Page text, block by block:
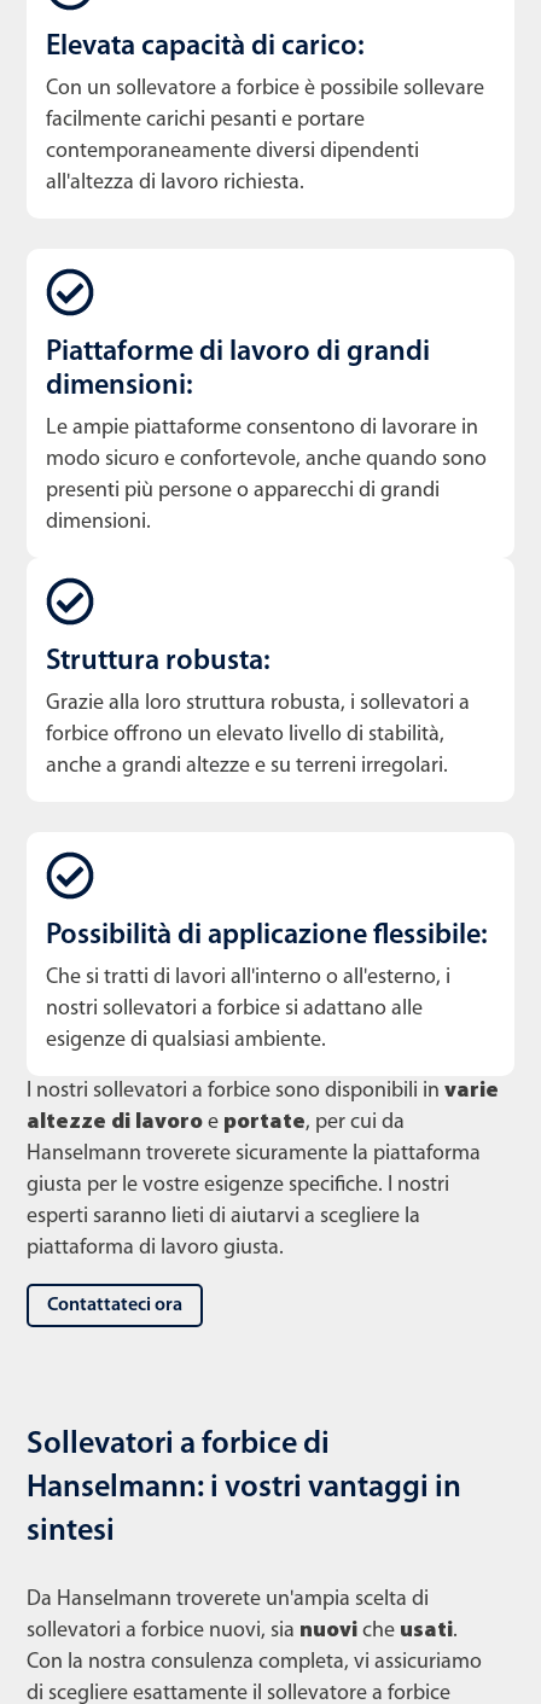
Elevata capacità di carico:
Con un sollevatore a forbice è possibile sollevare
facilmente carichi pesanti e portare
contemporaneamente diversi dipendenti
all'altezza di lavoro richiesta.
Piattaforme di lavoro di grandi
dimensioni:
Le ampie piattaforme consentono di lavorare in
modo sicuro e confortevole, anche quando sono
presenti più persone o apparecchi di grandi
dimensioni.
Struttura robusta:
Grazie alla loro struttura robusta, i sollevatori a
forbice offrono un elevato livello di stabilità,
anche a grandi altezze e su terreni irregolari.
Possibilità di applicazione flessibile:
Che si tratti di lavori all'interno o all'esterno, i
nostri sollevatori a forbice si adattano alle
esigenze di qualsiasi ambiente.
I nostri sollevatori a forbice sono disponibili in varie
altezze di lavoro e portate, per cui da
Hanselmann troverete sicuramente la piattaforma
giusta per le vostre esigenze specifiche. I nostri
esperti saranno lieti di aiutarvi a scegliere la
piattaforma di lavoro giusta.
Contattateci ora
Sollevatori a forbice di
Hanselmann: i vostri vantaggi in
sintesi
Da Hanselmann troverete un'ampia scelta di
sollevatori a forbice nuovi, sia nuovi che usati.
Con la nostra consulenza completa, vi assicuriamo
di scegliere esattamente il sollevatore a forbice